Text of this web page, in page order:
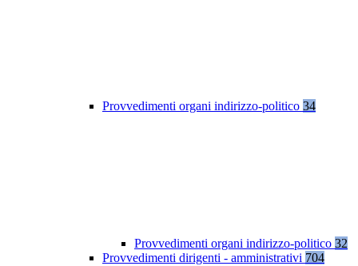
Provvedimenti organi indirizzo-politico 34
Provvedimenti organi indirizzo-politico 32
Provvedimenti dirigenti - amministrativi 704